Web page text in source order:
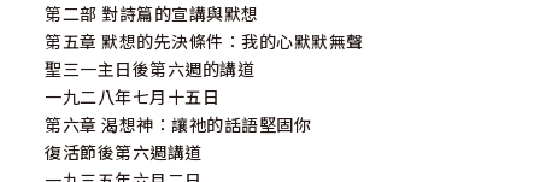
第二部 對詩篇的宣講與默想
第五章 默想的先決條件：我的心默默無聲
聖三一主日後第六週的講道
一九二八年七月十五日
第六章 渴想神：讓祂的話語堅固你
復活節後第六週講道